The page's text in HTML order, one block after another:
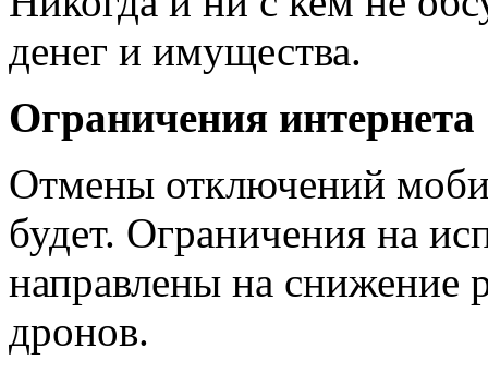
денег и имущества.
Ограничения интернета
Отмены отключений
будет. Ограничения на
направлены на снижение
дронов.